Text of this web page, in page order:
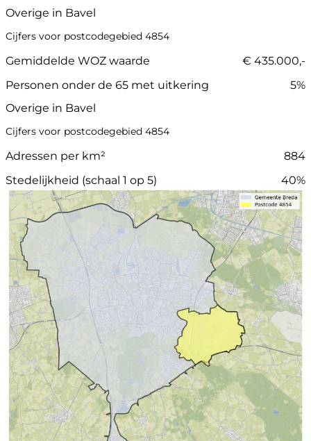
Overige in Bavel
Cijfers voor postcodegebied 4854
Gemiddelde WOZ waarde
€ 435.000,-
Personen onder de 65 met uitkering
5%
Overige in Bavel
Cijfers voor postcodegebied 4854
Adressen per km²
884
Stedelijkheid (schaal 1 op 5)
40%